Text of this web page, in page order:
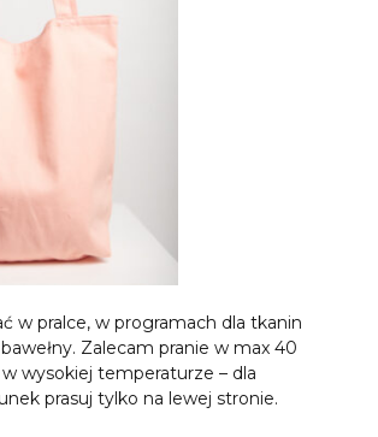
w pralce, w programach dla tkanin
Zalecam pranie w max 40
wysokiej temperaturze – dla
prasuj tylko na lewej stronie.